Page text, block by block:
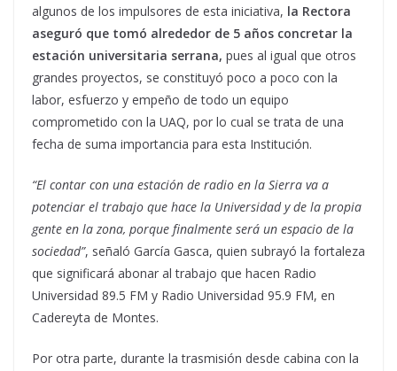
algunos de los impulsores de esta iniciativa, la Rectora
aseguró que tomó alrededor de 5 años concretar la
estación universitaria serrana, pues al igual que otros
grandes proyectos, se constituyó poco a poco con la
labor, esfuerzo y empeño de todo un equipo
comprometido con la UAQ, por lo cual se trata de una
fecha de suma importancia para esta Institución.
“El contar con una estación de radio en la Sierra va a
potenciar el trabajo que hace la Universidad y de la propia
gente en la zona, porque finalmente será un espacio de la
sociedad”, señaló García Gasca, quien subrayó la fortaleza
que significará abonar al trabajo que hacen Radio
Universidad 89.5 FM y Radio Universidad 95.9 FM, en
Cadereyta de Montes.
Por otra parte, durante la trasmisión desde cabina con la